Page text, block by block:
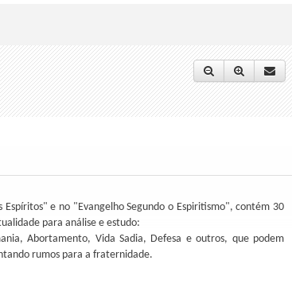
Espíritos" e no "Evangelho Segundo o Espiritismo", contém 30
para análise e estudo:
Abortamento, Vida Sadia, Defesa e outros, que podem
rumos para a fraternidade.